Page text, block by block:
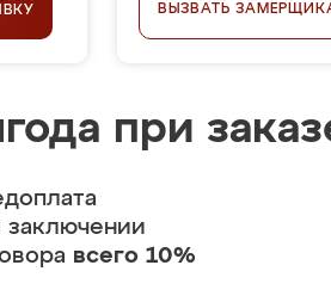
ВЫЗВАТЬ
при
заключении
всего 10%